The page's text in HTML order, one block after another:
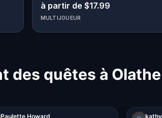
à partir de $17.99
MULTIJOUEUR
des quêtes à
Paulette Howard